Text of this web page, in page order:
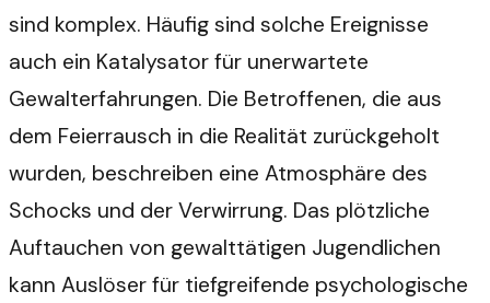
sind komplex. Häufig sind solche Ereignisse
auch ein Katalysator für unerwartete
Gewalterfahrungen. Die Betroffenen, die aus
dem Feierrausch in die Realität zurückgeholt
wurden, beschreiben eine Atmosphäre des
Schocks und der Verwirrung. Das plötzliche
Auftauchen von gewalttätigen Jugendlichen
kann Auslöser für tiefgreifende psychologische